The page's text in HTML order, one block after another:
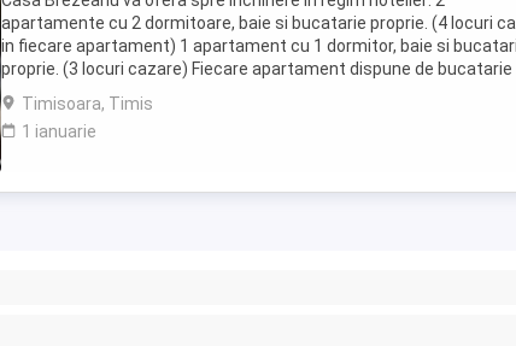
apartamente cu 2 dormitoare, baie si bucatarie proprie. (4 locuri
in fiecare apartament) 1 apartament cu 1 dormitor, baie si
proprie. (3 locuri cazare) Fiecare apartament dispune de bucatarie
complet utilata,baie cu cabina ...
Timisoara, Timis
1 ianuarie